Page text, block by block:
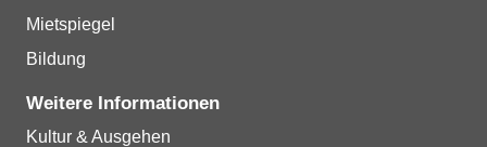
Mietspiegel
Bildung
Weitere Informationen
Kultur & Ausgehen